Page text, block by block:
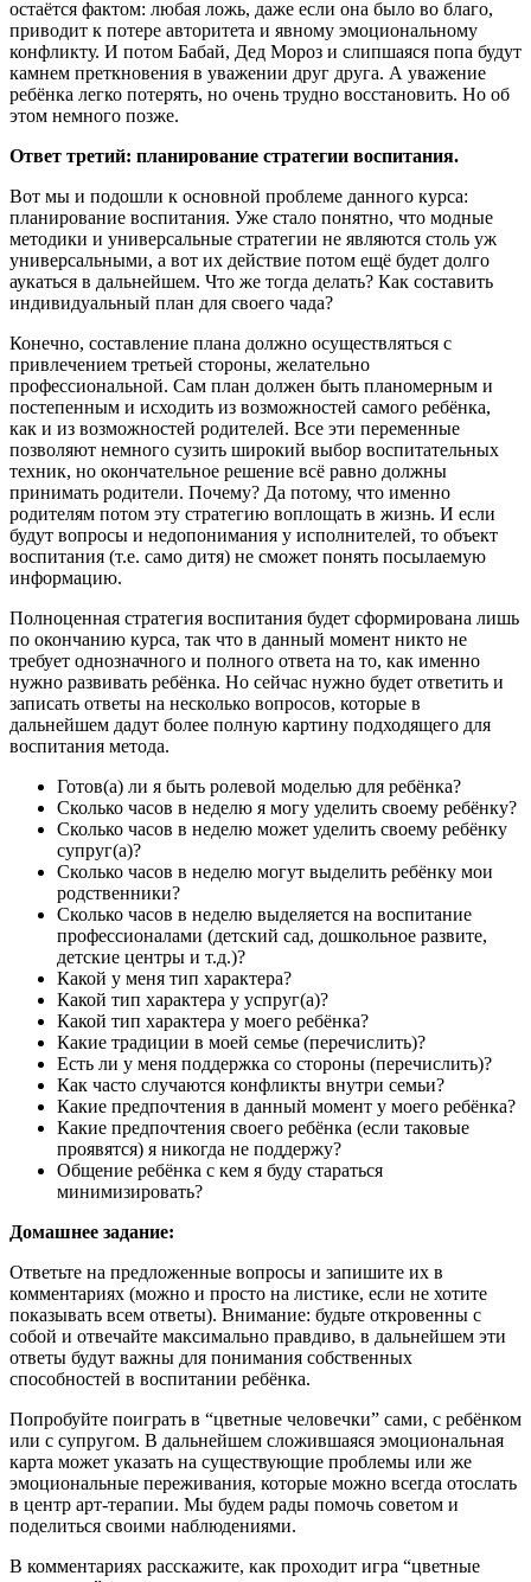
остаётся фактом: любая ложь, даже если она было во благо,
приводит к потере авторитета и явному эмоциональному
конфликту. И потом Бабай, Дед Мороз и слипшаяся попа будут
камнем преткновения в уважении друг друга. А уважение
ребёнка легко потерять, но очень трудно восстановить. Но об
этом немного позже.
Ответ третий: планирование стратегии воспитания.
Вот мы и подошли к основной проблеме данного курса:
планирование воспитания. Уже стало понятно, что модные
методики и универсальные стратегии не являются столь уж
универсальными, а вот их действие потом ещё будет долго
аукаться в дальнейшем. Что же тогда делать? Как составить
индивидуальный план для своего чада?
Конечно, составление плана должно осуществляться с
привлечением третьей стороны, желательно
профессиональной. Сам план должен быть планомерным и
постепенным и исходить из возможностей самого ребёнка,
как и из возможностей родителей. Все эти переменные
позволяют немного сузить широкий выбор воспитательных
техник, но окончательное решение всё равно должны
принимать родители. Почему? Да потому, что именно
родителям потом эту стратегию воплощать в жизнь. И если
будут вопросы и недопонимания у исполнителей, то объект
воспитания (т.е. само дитя) не сможет понять посылаемую
информацию.
Полноценная стратегия воспитания будет сформирована лишь
по окончанию курса, так что в данный момент никто не
требует однозначного и полного ответа на то, как именно
нужно развивать ребёнка. Но сейчас нужно будет ответить и
записать ответы на несколько вопросов, которые в
дальнейшем дадут более полную картину подходящего для
воспитания метода.
Готов(а) ли я быть ролевой моделью для ребёнка?
Сколько часов в неделю я могу уделить своему ребёнку?
Сколько часов в неделю может уделить своему ребёнку
супруг(а)?
Сколько часов в неделю могут выделить ребёнку мои
родственники?
Сколько часов в неделю выделяется на воспитание
профессионалами (детский сад, дошкольное развите,
детские центры и т.д.)?
Какой у меня тип характера?
Какой тип характера у успруг(а)?
Какой тип характера у моего ребёнка?
Какие традиции в моей семье (перечислить)?
Есть ли у меня поддержка со стороны (перечислить)?
Как часто случаются конфликты внутри семьи?
Какие предпочтения в данный момент у моего ребёнка?
Какие предпочтения своего ребёнка (если таковые
проявятся) я никогда не поддержу?
Общение ребёнка с кем я буду стараться
минимизировать?
Домашнее задание:
Ответьте на предложенные вопросы и запишите их в
комментариях (можно и просто на листике, если не хотите
показывать всем ответы). Внимание: будьте откровенны с
собой и отвечайте максимально правдиво, в дальнейшем эти
ответы будут важны для понимания собственных
способностей в воспитании ребёнка.
Попробуйте поиграть в “цветные человечки” сами, с ребёнком
или с супругом. В дальнейшем сложившаяся эмоциональная
карта может указать на существующие проблемы или же
эмоциональные переживания, которые можно всегда отослать
в центр арт-терапии. Мы будем рады помочь советом и
поделиться своими наблюдениями.
В комментариях расскажите, как проходит игра “цветные